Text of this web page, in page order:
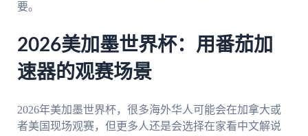
要。
2026美加墨世界杯：用番茄加
速器的观赛场景
2026年美加墨世界杯，很多海外华人可能会在加拿大或
者美国现场观赛，但更多人还是会选择在家看中文解说